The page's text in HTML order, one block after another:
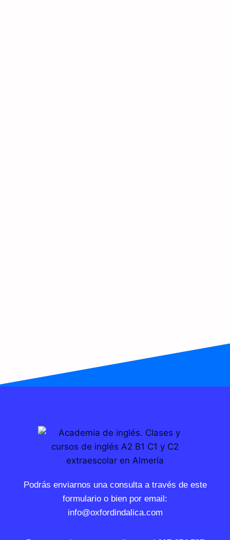
Podrás enviarnos una consulta a través de este
formulario o bien por email:
info@oxfordindalica.com